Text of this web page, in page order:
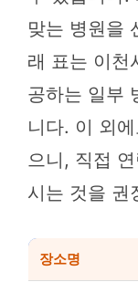
맞는 병원을
래 표는 이천
공하는 일부
니다. 이 외
으니, 직접
시는 것을 권
장소명